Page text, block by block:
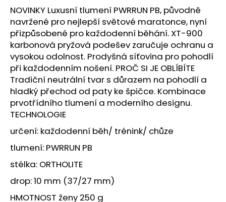
hvězdiček.
NOVINKY Luxusní tlumení PWRRUN PB, původně
navržené pro nejlepší světové maratonce, nyní
přizpůsobené pro každodenní běhání. XT-900
karbonová pryžová podešev zaručuje ochranu a
vysokou odolnost. Prodyšná síťovina pro pohodlí
při každodenním nošení. PROČ SI JE OBLÍBÍTE
Tradiční neutrální tvar s důrazem na pohodlí a
hladký přechod od paty ke špičce. Kombinace
prvotřídního tlumení a moderního designu.
TECHNOLOGIE
určení: každodenní běh/ trénink/ chůze
tlumení: PWRRUN PB
stélka: ORTHOLITE
drop: 10 mm (37/27 mm)
HMOTNOST ženy 250 g
HLEDAT
D
o
p
o
r
u
č
u
j
e
m
e